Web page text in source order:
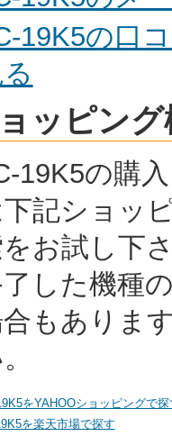
19K5の口
ッピング
19K5の購
記ショッ
お試し下
した機種
もありま
をYAHOOショッピングで探
を楽天市場で探す